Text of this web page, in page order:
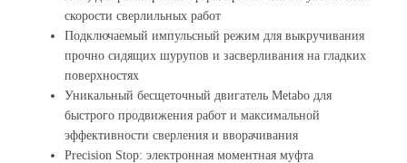
скорости сверлильных работ
Подключаемый импульсный режим для выкручивания
прочно сидящих шурупов и засверливания на гладких
поверхностях
Уникальный бесщеточный двигатель Metabo для
быстрого продвижения работ и максимальной
эффективности сверления и вворачивания
Precision Stop: электронная моментная муфта